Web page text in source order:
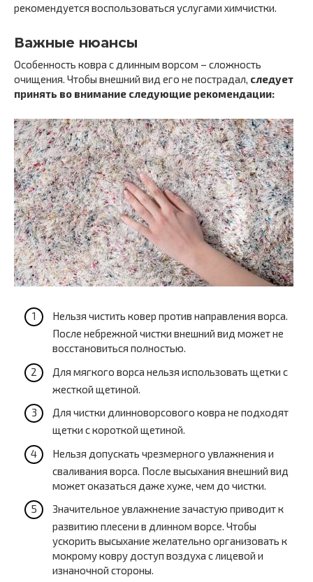
рекомендуется воспользоваться услугами химчистки.
Важные нюансы
Особенность ковра с длинным ворсом – сложность
очищения. Чтобы внешний вид его не пострадал, следует
принять во внимание следующие рекомендации:
Нельзя чистить ковер против направления ворса.
После небрежной чистки внешний вид может не
восстановиться полностью.
Для мягкого ворса нельзя использовать щетки с
жесткой щетиной.
Для чистки длинноворсового ковра не подходят
щетки с короткой щетиной.
Нельзя допускать чрезмерного увлажнения и
сваливания ворса. После высыхания внешний вид
может оказаться даже хуже, чем до чистки.
Значительное увлажнение зачастую приводит к
развитию плесени в длинном ворсе. Чтобы
ускорить высыхание желательно организовать к
мокрому ковру доступ воздуха с лицевой и
изнаночной стороны.